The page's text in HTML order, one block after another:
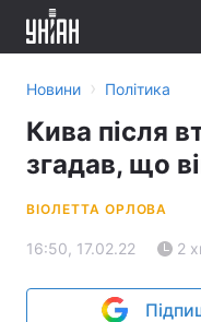
Новини › Політика
Кива після
згадав, що
ВІОЛЕТТА ОРЛОВА
16:50, 17.02.22 2